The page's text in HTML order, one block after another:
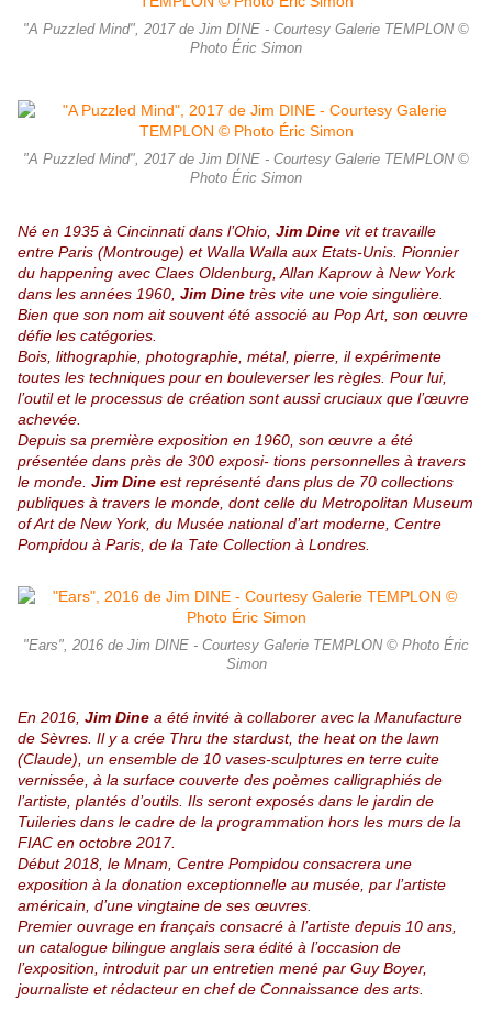
"A Puzzled Mind", 2017 de Jim DINE - Courtesy Galerie TEMPLON ©
Photo Éric Simon
"A Puzzled Mind", 2017 de Jim DINE - Courtesy Galerie TEMPLON ©
Photo Éric Simon
Né en 1935 à Cincinnati dans l’Ohio, Jim Dine vit et travaille
entre Paris (Montrouge) et Walla Walla aux Etats-Unis. Pionnier
du happening avec Claes Oldenburg, Allan Kaprow à New York
dans les années 1960, Jim Dine très vite une voie singulière.
Bien que son nom ait souvent été associé au Pop Art, son œuvre
défie les catégories.
Bois, lithographie, photographie, métal, pierre, il expérimente
toutes les techniques pour en bouleverser les règles. Pour lui,
l’outil et le processus de création sont aussi cruciaux que l’œuvre
achevée.
Depuis sa première exposition en 1960, son œuvre a été
présentée dans près de 300 exposi- tions personnelles à travers
le monde. Jim Dine est représenté dans plus de 70 collections
publiques à travers le monde, dont celle du Metropolitan Museum
of Art de New York, du Musée national d’art moderne, Centre
Pompidou à Paris, de la Tate Collection à Londres.
"Ears", 2016 de Jim DINE - Courtesy Galerie TEMPLON © Photo Éric
Simon
En 2016, Jim Dine a été invité à collaborer avec la Manufacture
de Sèvres. Il y a crée Thru the stardust, the heat on the lawn
(Claude), un ensemble de 10 vases-sculptures en terre cuite
vernissée, à la surface couverte des poèmes calligraphiés de
l’artiste, plantés d’outils. Ils seront exposés dans le jardin de
Tuileries dans le cadre de la programmation hors les murs de la
FIAC en octobre 2017.
Début 2018, le Mnam, Centre Pompidou consacrera une
exposition à la donation exceptionnelle au musée, par l’artiste
américain, d’une vingtaine de ses œuvres.
Premier ouvrage en français consacré à l’artiste depuis 10 ans,
un catalogue bilingue anglais sera édité à l’occasion de
l’exposition, introduit par un entretien mené par Guy Boyer,
journaliste et rédacteur en chef de Connaissance des arts.